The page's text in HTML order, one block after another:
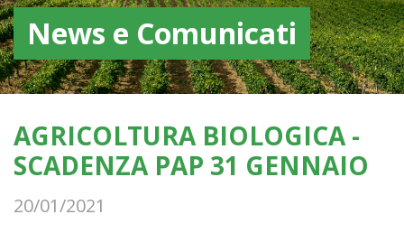
News e Comunicati
AGRICOLTURA BIOLOGICA -
SCADENZA PAP 31 GENNAIO
20/01/2021